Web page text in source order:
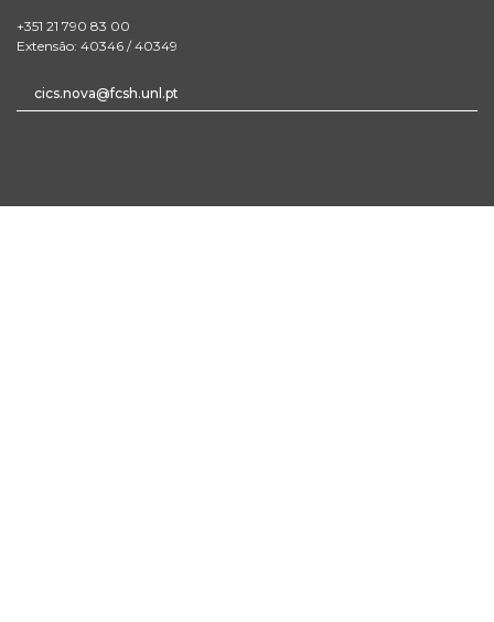
+351 21 790 83 00
Extensão: 40346 / 40349
cics.nova@fcsh.unl.pt